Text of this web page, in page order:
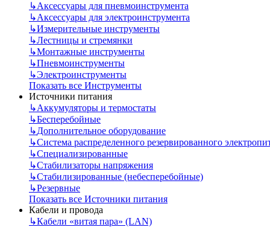
↳Аксессуары для пневмоинструмента
↳Аксессуары для электроинструмента
↳Измерительные инструменты
↳Лестницы и стремянки
↳Монтажные инструменты
↳Пневмоинструменты
↳Электроинструменты
Показать все Инструменты
Источники питания
↳Аккумуляторы и термостаты
↳Бесперебойные
↳Дополнительное оборудование
↳Система распределенного резервированного
↳Специализированные
↳Стабилизаторы напряжения
↳Стабилизированные (небесперебойные)
↳Резервные
Показать все Источники питания
Кабели и провода
↳Кабели «витая пара» (LAN)